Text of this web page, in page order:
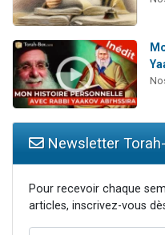
Newsletter
Pour recevoir chaque
articles, inscrivez-vous